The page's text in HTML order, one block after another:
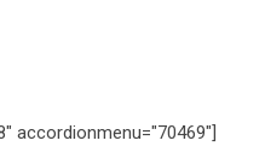
accordionmenu="70469"]